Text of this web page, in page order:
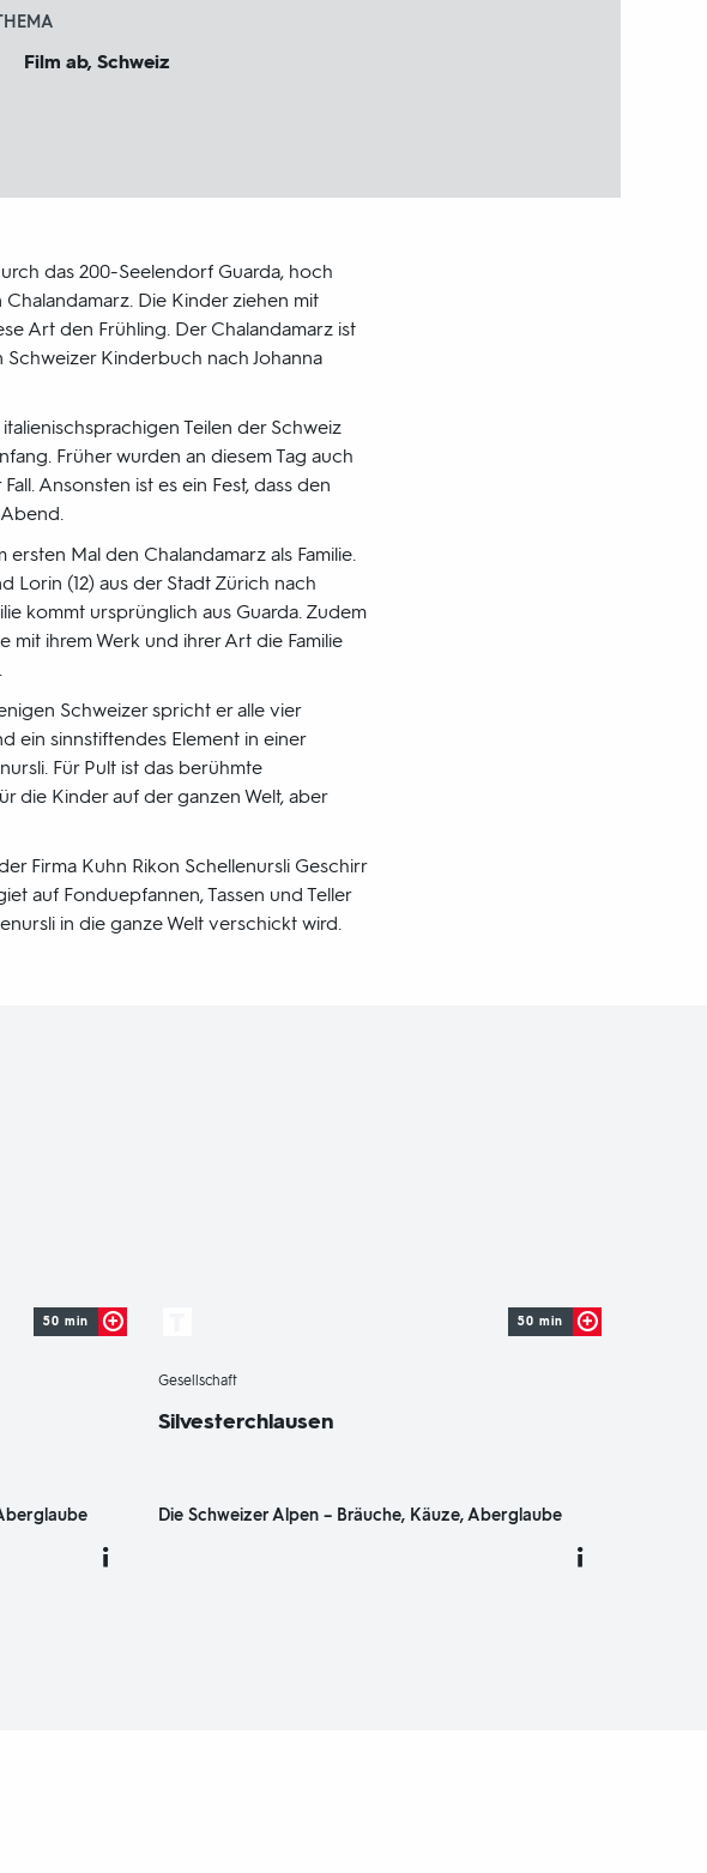
Film ab, Schweiz
das 200-Seelendorf Guarda, hoch
Die Kinder ziehen mit
Art den Frühling. Der Chalandamarz ist
Kinderbuch nach Johanna
Teilen der Schweiz
Früher wurden an diesem Tag auch
Ansonsten ist es ein Fest, dass den
Mal den Chalandamarz als Familie.
Lorin (12) aus der Stadt Zürich nach
kommt ursprünglich aus Guarda. Zudem
mit ihrem Werk und ihrer Art die Familie
Schweizer spricht er alle vier
ein sinnstiftendes Element in einer
Für Pult ist das berühmte
die Kinder auf der ganzen Welt, aber
Firma Kuhn Rikon Schellenursli Geschirr
auf Fonduepfannen, Tassen und Teller
in die ganze Welt verschickt wird.
50 min
Gesellschaft-
Silvesterchlausen
Die Schweizer Alpen – Bräuche, Käuze, Aberglaube
50 min